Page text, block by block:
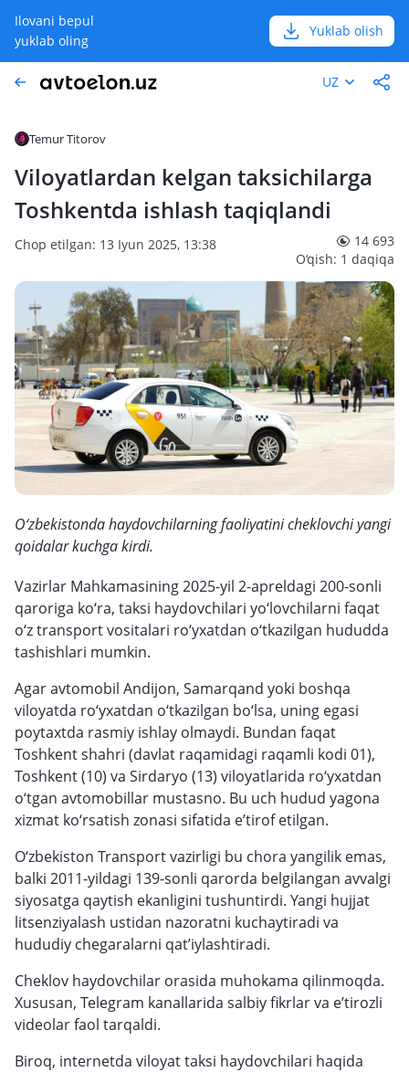
Ilovani bepul
yuklab oling
Yuklab olish
UZ
Temur Titorov
Viloyatlardan kelgan taksichilarga
Toshkentda ishlash taqiqlandi
Chop etilgan: 13 Iyun 2025, 13:38
14 693
O‘qish: 1 daqiqa
O‘zbekistonda haydovchilarning faoliyatini cheklovchi yangi
qoidalar kuchga kirdi.
Vazirlar Mahkamasining 2025-yil 2-apreldagi 200-sonli
qaroriga ko‘ra, taksi haydovchilari yo‘lovchilarni faqat
o‘z transport vositalari ro‘yxatdan o‘tkazilgan hududda
tashishlari mumkin.
Agar avtomobil Andijon, Samarqand yoki boshqa
viloyatda ro‘yxatdan o‘tkazilgan bo‘lsa, uning egasi
poytaxtda rasmiy ishlay olmaydi. Bundan faqat
Toshkent shahri (davlat raqamidagi raqamli kodi 01),
Toshkent (10) va Sirdaryo (13) viloyatlarida ro‘yxatdan
o‘tgan avtomobillar mustasno. Bu uch hudud yagona
xizmat ko‘rsatish zonasi sifatida e’tirof etilgan.
O‘zbekiston Transport vazirligi bu chora yangilik emas,
balki 2011-yildagi 139-sonli qarorda belgilangan avvalgi
siyosatga qaytish ekanligini tushuntirdi. Yangi hujjat
litsenziyalash ustidan nazoratni kuchaytiradi va
hududiy chegaralarni qat’iylashtiradi.
Cheklov haydovchilar orasida muhokama qilinmoqda.
Xususan, Telegram kanallarida salbiy fikrlar va e’tirozli
videolar faol tarqaldi.
Biroq, internetda viloyat taksi haydovchilari haqida